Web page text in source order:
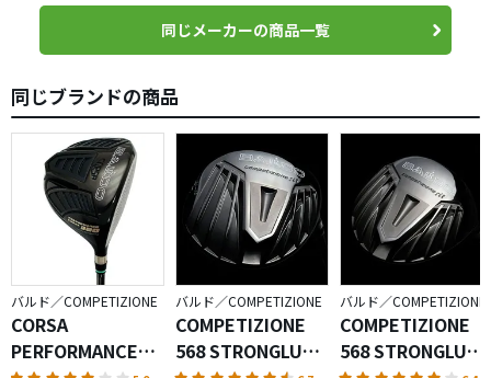
同じメーカーの商品一覧
同じブランドの商品
バルド／COMPETIZIONE
CORSA
PERFORMANCE
バルド／COMPETIZIONE
COMPETIZIONE
568 STRONGLUCK
バルド／COMPETIZIONE
COMPETIZIONE
568 STRONGLUCK